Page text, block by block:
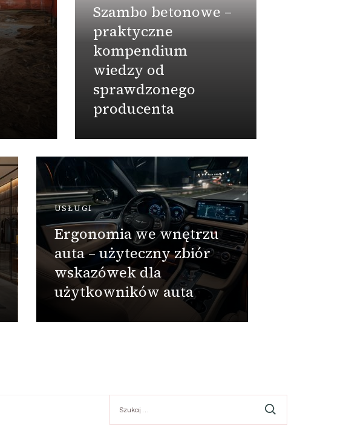
Szambo betonowe –
praktyczne
kompendium
wiedzy od
sprawdzonego
producenta
USŁUGI
Ergonomia we wnętrzu
auta – użyteczny zbiór
wskazówek dla
użytkowników auta